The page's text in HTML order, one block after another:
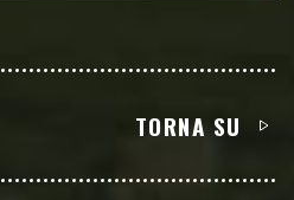
TORNA SU